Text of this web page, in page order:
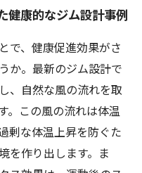
健康的なジム設計事例
で、健康促進効果がさ
か。最新のジム設計で
、自然な風の流れを取
。この風の流れは体温
剰な体温上昇を防ぐた
を作り出します。ま